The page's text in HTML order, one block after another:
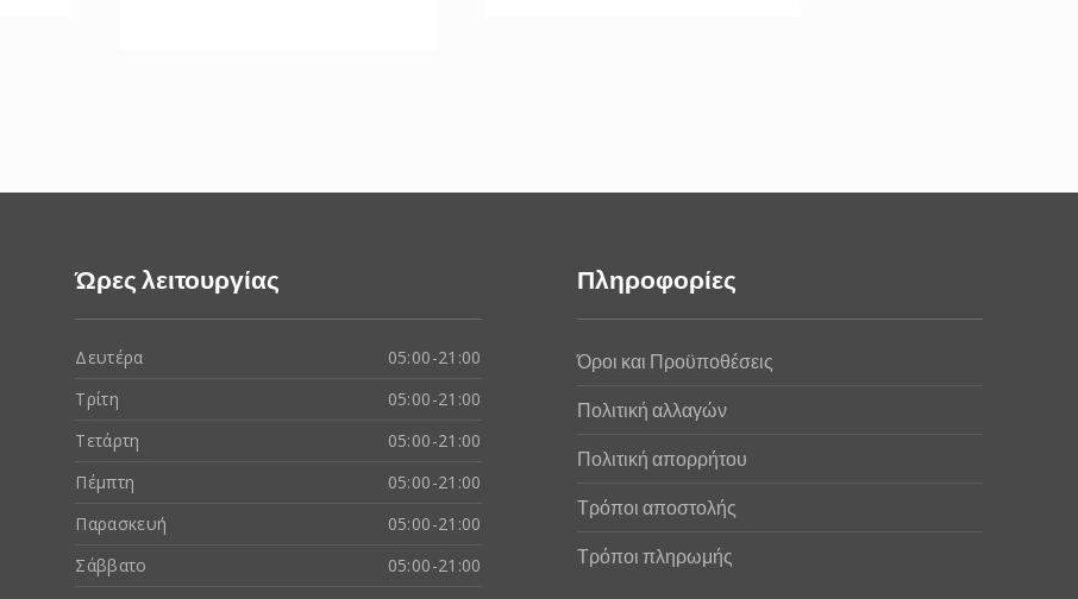
Ώρες λειτουργίας
Δευτέρα
05:00-21:00
Τρίτη
05:00-21:00
Τετάρτη
05:00-21:00
Πέμπτη
05:00-21:00
Παρασκευή
05:00-21:00
Σάββατο
05:00-21:00
Πληροφορίες
Όροι και Προϋποθέσεις
Πολιτική αλλαγών
Πολιτική απορρήτου
Τρόποι αποστολής
Τρόποι πληρωμής